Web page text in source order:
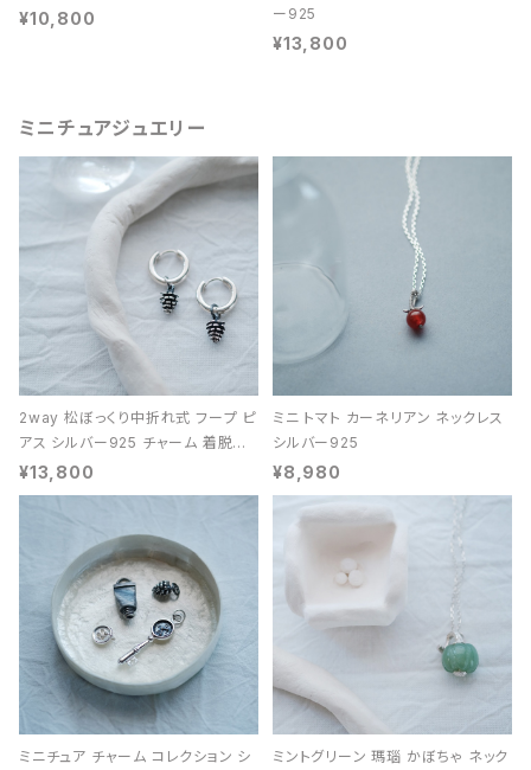
¥10,800
ー925
¥13,800
ミニチュアジュエリー
2way 松ぼっくり中折れ式 フープ ピ
アス シルバー925 チャーム 着脱可
能 レディース ユニセックス
¥13,800
ミニ トマト カーネリアン ネックレス
シルバー925
¥8,980
ミニチュア チャーム コレクション シ
ミントグリーン 瑪瑙 かぼちゃ ネック